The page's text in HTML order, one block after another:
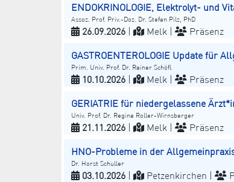
ENDOKRINOLOGIE, Elektrolyt- und
Assoz. Prof. Priv.-Doz. Dr. Stefan Pilz, PhD
26.09.2026 | Melk | Präsenz
GASTROENTEROLOGIE Update für
Prim. Univ. Prof. Dr. Rainer Schöfl
10.10.2026 | Melk | Präsenz
GERIATRIE für niedergelassene
Univ. Prof. Dr. Regina Roller-Wirnsberger
21.11.2026 | Melk | Präsenz
HNO-Probleme in der
Dr. Horst Schuller
03.10.2026 | Petzenkirchen |